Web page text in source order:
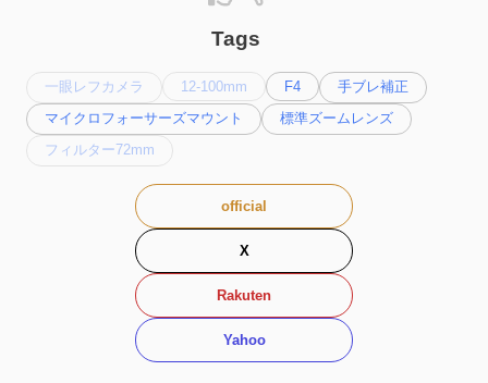
Tags
一眼レフカメラ 12-100mm F4
手ブレ補正
マイクロフォーサーズマウント
標準ズームレンズ
フィルター72mm
official
X
Rakuten
Yahoo